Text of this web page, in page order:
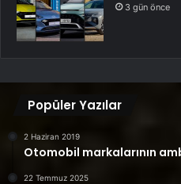
3 gün önce
Popüler Yazılar
2 Haziran 2019
Otomobil markalarının
22 Temmuz 2025